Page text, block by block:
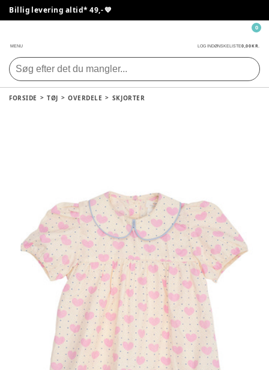
Billig levering altid* 49,- 💙
MENU LOG INDØNSKELISTE0,00 KR.
0
FORSIDE TØJ OVERDELE SKJORTER